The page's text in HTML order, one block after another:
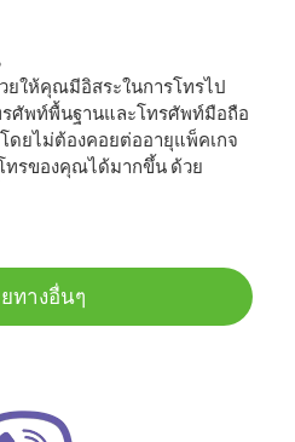
ยให้คุณมีอิสระในการโทรไป
รศัพท์พื้นฐานและโทรศัพท์มือถือ
ดยไม่ต้องคอยต่ออายุแพ็คเกจ
รของคุณได้มากขึ้น ด้วย
ทางอื่นๆ